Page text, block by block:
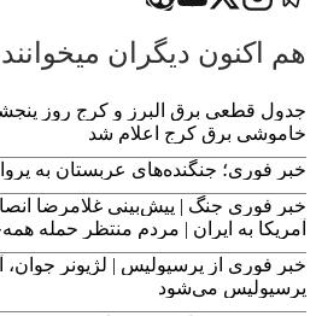
هم اکنون دیگران میخوانند
خاموشی برق کرج اعلام شد
خبر فوری؛ جنگنده‌های عربستان به
خبر فوری جنگ | پیش‌بینی غلامرضا
آمریکا به ایران | مردم منتظر حمله
خبر فوری از پرسپولیس | لژیونر
پرسپولیس می‌شود